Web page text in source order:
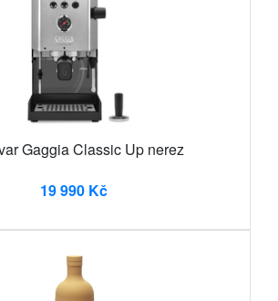
Gaggia Classic Up nerez
19 990 Kč